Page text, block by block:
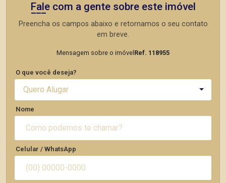
Fale com a gente sobre este imóvel
Preencha os campos abaixo e retornamos o seu contato
em breve.
Mensagem sobre o imóvel Ref. 118955
O que você deseja?
Quero Alugar
Nome
Celular / WhatsApp